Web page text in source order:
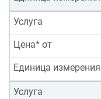
Услуга
Цена* от
Единица измерения
Услуга